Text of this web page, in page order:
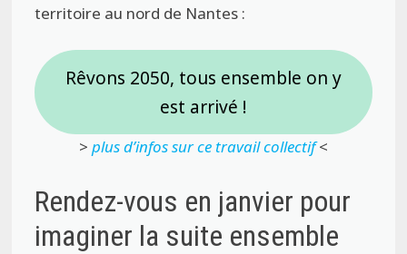
territoire au nord de Nantes :
Rêvons 2050, tous ensemble on y
est arrivé !
> plus d’infos sur ce travail collectif<
Rendez-vous en janvier pour
imaginer la suite ensemble